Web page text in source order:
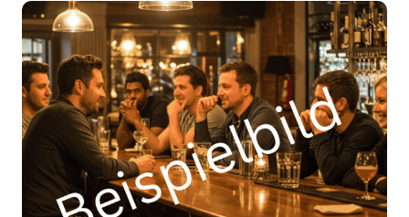
NL
PL
ES
IT
SV
FR
PT